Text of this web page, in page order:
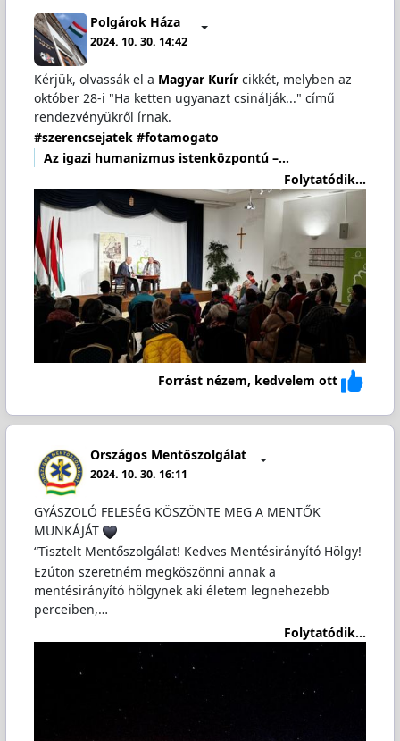
Polgárok Háza
2024. 10. 30. 14:42
Kérjük, olvassák el a Magyar Kurírcikkét, melyben az
október 28-i "Ha ketten ugyanazt csinálják..." című
rendezvényükről írnak.
#szerencsejatek #fotamogato
Az igazi humanizmus istenközpontú –…
Folytatódik...
Forrást nézem, kedvelem ott
Országos Mentőszolgálat
2024. 10. 30. 16:11
GYÁSZOLÓ FELESÉG KÖSZÖNTE MEG A MENTŐK
MUNKÁJÁT
“Tisztelt Mentőszolgálat! Kedves Mentésirányító Hölgy!
Ezúton szeretném megköszönni annak a
mentésirányító hölgynek aki életem legnehezebb
perceiben,…
Folytatódik...